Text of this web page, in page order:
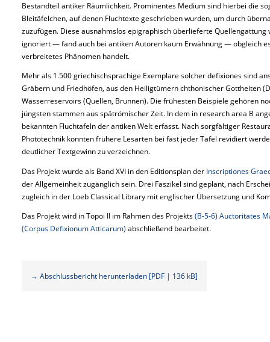
Bestandteil antiker Räumlichkeit. Prominentes Medium sind hierbei die
Bleitäfelchen, auf denen Fluchtexte geschrieben wurden, um durch
zuzufügen. Diese ausnahmslos epigraphisch überlieferte
ignoriert — fand auch bei antiken Autoren kaum Erwähnung — obgleich
verbreitetes Phänomen handelt.
Mehr als 1.500 griechischsprachige Exemplare solcher defixiones sind
Gräbern und Friedhöfen, aus den Heiligtümern chthonischer Gottheiten
Wasserreservoirs (Quellen, Brunnen). Die frühesten Beispiele gehören
jüngsten stammen aus spätrömischer Zeit. In dem in research area B
bekannten Fluchtafeln der antiken Welt erfasst. Nach sorgfältiger
Phototechnik konnten frühere Lesarten bei fast jeder Tafel revidiert
deutlicher Textgewinn zu verzeichnen.
Das Projekt wurde als Band XVI in den Editionsplan der Inscriptiones
der Allgemeinheit zugänglich sein. Drei Faszikel sind geplant, nach
zugleich in der Loeb Classical Library mit englischer Übersetzung und
Das Projekt wird in Topoi II im Rahmen des Projekts(B-5-6) Auctoritates
(Corpus Defixionum Atticarum) abschließend bearbeitet.
→ Abschlussbericht herunterladen [PDF | 136 kB]